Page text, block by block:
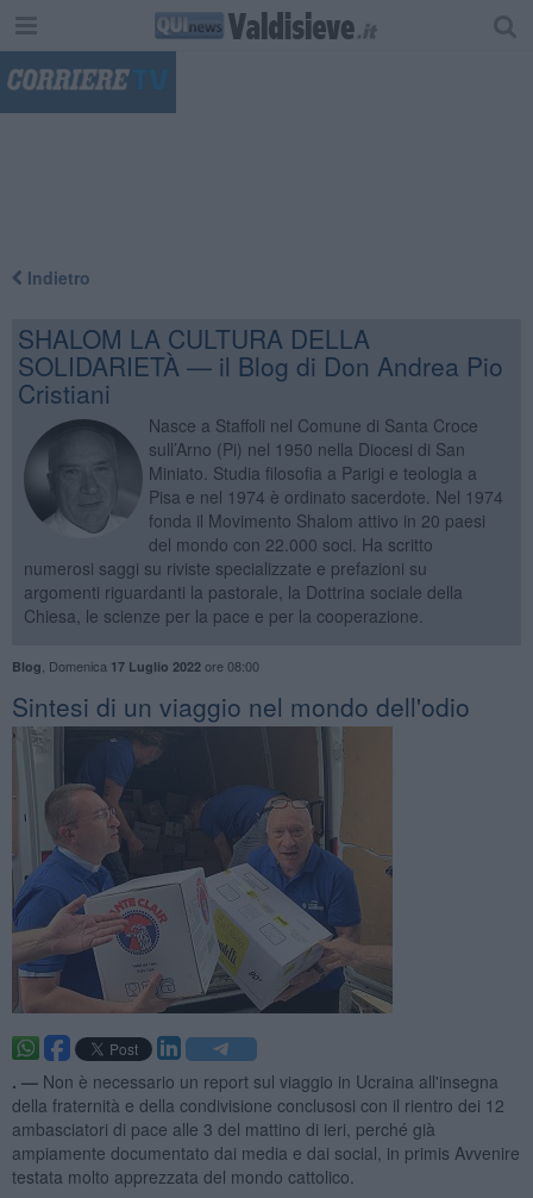
Indietro
SHALOM LA CULTURA DELLA
SOLIDARIETÀ — il Blog di Don Andrea Pio
Cristiani
Nasce a Staffoli nel Comune di Santa Croce
sull’Arno (Pi) nel 1950 nella Diocesi di San
Miniato. Studia filosofia a Parigi e teologia a
Pisa e nel 1974 è ordinato sacerdote. Nel 1974
fonda il Movimento Shalom attivo in 20 paesi
del mondo con 22.000 soci. Ha scritto
numerosi saggi su riviste specializzate e prefazioni su
argomenti riguardanti la pastorale, la Dottrina sociale della
Chiesa, le scienze per la pace e per la cooperazione.
Blog Domenica 17 Luglio 2022ore 08:00
​Sintesi di un viaggio nel mondo dell'odio
. — Non è necessario un report sul viaggio in Ucraina all'insegna
della fraternità e della condivisione conclusosi con il rientro dei 12
ambasciatori di pace alle 3 del mattino di ieri, perché già
ampiamente documentato dai media e dai social, in primis Avvenire
testata molto apprezzata del mondo cattolico.